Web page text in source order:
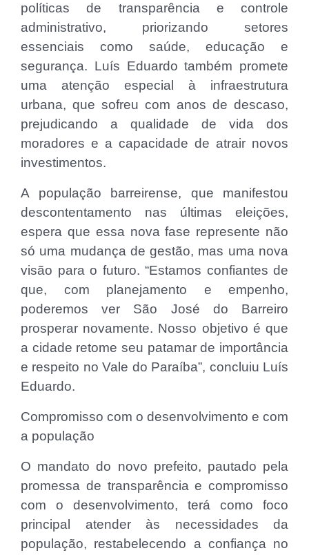
políticas de transparência e controle
administrativo, priorizando setores
essenciais como saúde, educação e
segurança. Luís Eduardo também promete
uma atenção especial à infraestrutura
urbana, que sofreu com anos de descaso,
prejudicando a qualidade de vida dos
moradores e a capacidade de atrair novos
investimentos.
A população barreirense, que manifestou
descontentamento nas últimas eleições,
espera que essa nova fase represente não
só uma mudança de gestão, mas uma nova
visão para o futuro. “Estamos confiantes de
que, com planejamento e empenho,
poderemos ver São José do Barreiro
prosperar novamente. Nosso objetivo é que
a cidade retome seu patamar de importância
e respeito no Vale do Paraíba”, concluiu Luís
Eduardo.
Compromisso com o desenvolvimento e com
a população
O mandato do novo prefeito, pautado pela
promessa de transparência e compromisso
com o desenvolvimento, terá como foco
principal atender às necessidades da
população, restabelecendo a confiança no